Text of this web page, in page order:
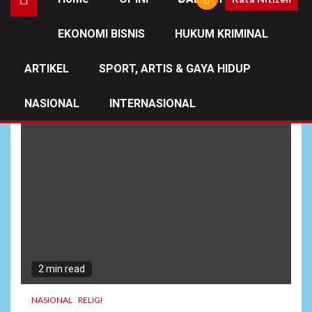
EKONOMI BISNIS HUKUM KRIMINAL
ARTIKEL SPORT, ARTIS & GAYA HIDUP
NASIONAL INTERNASIONAL
2 min read
NASIONAL RELIGI